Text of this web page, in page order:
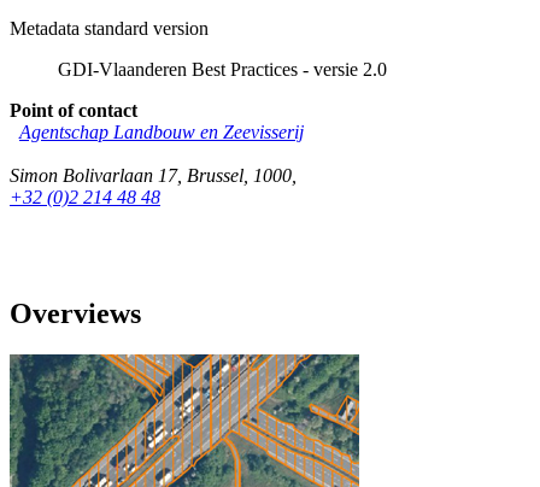
Metadata standard version
GDI-Vlaanderen Best Practices - versie 2.0
Point of contact
Agentschap Landbouw en Zeevisserij
Simon Bolivarlaan 17, Brussel 1000
+32 (0)2 214 48 48
Overviews